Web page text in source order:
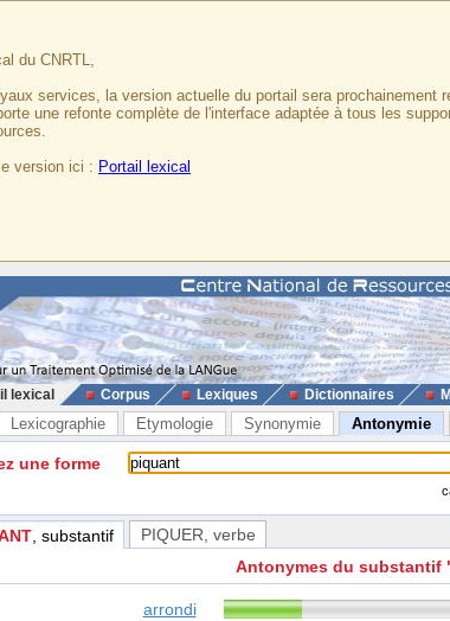
du CNRTL,
services, la version actuelle du portail sera prochainement
une refonte complète de l'interface adaptée à tous les
version ici : Portail lexical
lexical Corpus Lexiques Dictionnaires
Lexicographie Etymologie Synonymie Antonymie
une forme
, substantif PIQUER , verbe
Antonymes du substantif
arrondi